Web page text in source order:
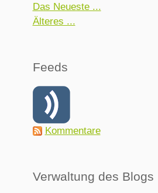
Das Neueste ...
Älteres ...
Feeds
Kommentare
Verwaltung des Blogs